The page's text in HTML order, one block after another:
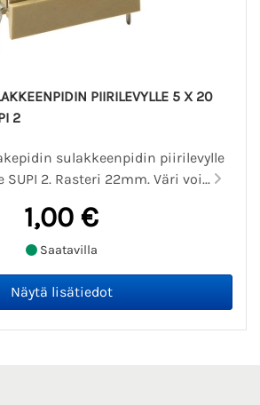
PIIRILEVYLLE 5 X 20
2
sulakkeenpidin piirilevylle
SUPI 2. Rasteri 22mm. Väri voi...
1,00 €
Saatavilla